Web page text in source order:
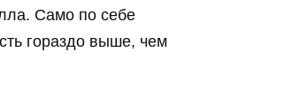
Само по себе
гораздо выше, чем